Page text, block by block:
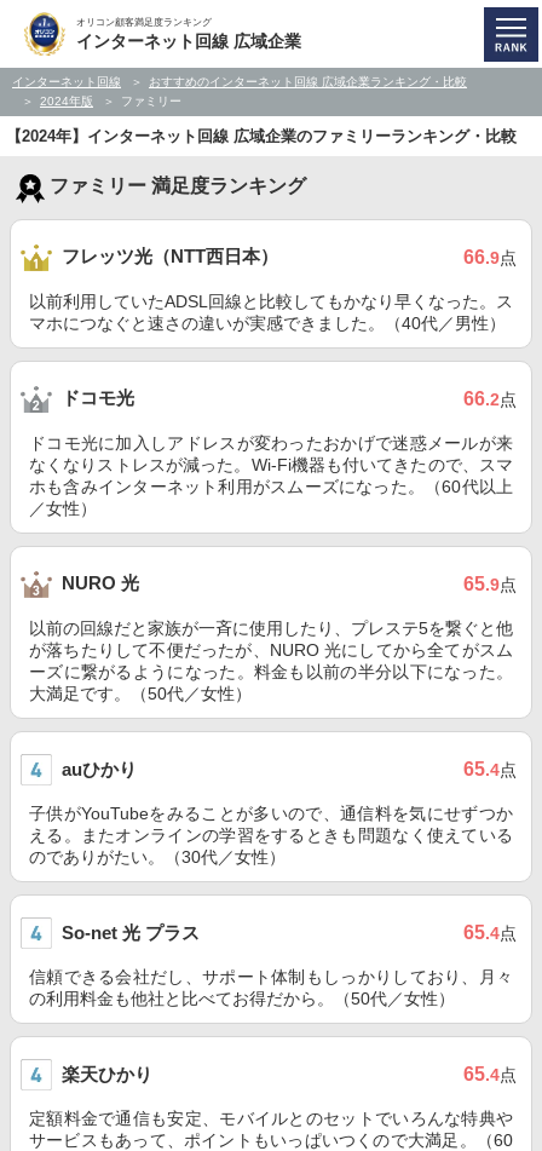
オリコン顧客満足度ランキング
インターネット回線 広域企業
インターネット回線
おすすめのインターネット回線 広域企業ランキング・比較
2024年版
ファミリー
【2024年】インターネット回線 広域企業のファミリーランキング・比較
ファミリー 満足度ランキング
フレッツ光（NTT西日本） 66.9点
以前利用していたADSL回線と比較してもかなり早くなった。ス
マホにつなぐと速さの違いが実感できました。（40代／男性）
ドコモ光 66.2点
ドコモ光に加入しアドレスが変わったおかげで迷惑メールが来
なくなりストレスが減った。Wi-Fi機器も付いてきたので、スマ
ホも含みインターネット利用がスムーズになった。（60代以上
／女性）
NURO 光 65.9点
以前の回線だと家族が一斉に使用したり、プレステ5を繋ぐと他
が落ちたりして不便だったが、NURO 光にしてから全てがスム
ーズに繋がるようになった。料金も以前の半分以下になった。
大満足です。（50代／女性）
auひかり 65.4点
子供がYouTubeをみることが多いので、通信料を気にせずつか
える。またオンラインの学習をするときも問題なく使えている
のでありがたい。（30代／女性）
So-net 光 プラス 65.4点
信頼できる会社だし、サポート体制もしっかりしており、月々
の利用料金も他社と比べてお得だから。（50代／女性）
楽天ひかり 65.4点
定額料金で通信も安定、モバイルとのセットでいろんな特典や
サービスもあって、ポイントもいっぱいつくので大満足。（60